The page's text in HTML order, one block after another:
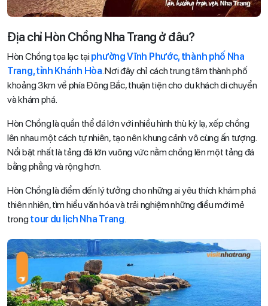
Địa chỉ Hòn Chồng Nha Trang ở đâu?
Hòn Chồng tọa lạc tạiphường Vĩnh Phước, thành phố Nha
Trang, tỉnh Khánh Hòa . Nơi đây chỉ cách trung tâm thành phố
khoảng 3km về phía Đông Bắc, thuận tiện cho du khách di chuyển
và khám phá.
Hòn Chồng là quần thể đá lớn với nhiều hình thù kỳ lạ, xếp chồng
lên nhau một cách tự nhiên, tạo nên khung cảnh vô cùng ấn tượng.
Nổi bật nhất là tảng đá lớn vuông vức nằm chồng lên một tảng đá
bằng phẳng và rộng hơn.
Hòn Chồng là điểm đến lý tưởng cho những ai yêu thích khám phá
thiên nhiên, tìm hiểu văn hóa và trải nghiệm những điều mới mẻ
trong tour du lịch Nha Trang